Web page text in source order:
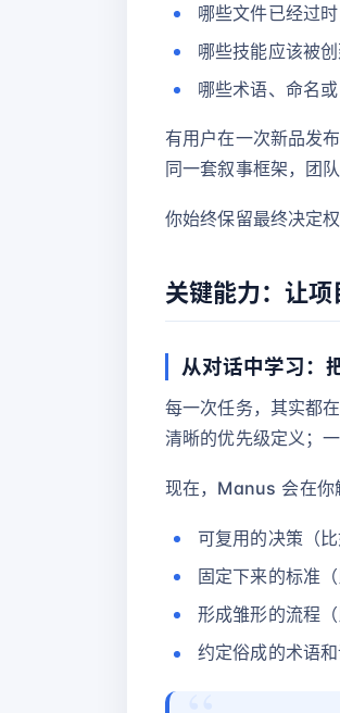
哪些文件已经过
哪些技能应该被
哪些术语、命名
有用户在一次新品发
同一套叙事框架，团
你始终保留最终决定
关键能力：让项
从对话中学习：
每一次任务，其实都
清晰的优先级定义；
现在，Manus 会在你
可复用的决策（
固定下来的标准
形成雏形的流程（
约定俗成的术语